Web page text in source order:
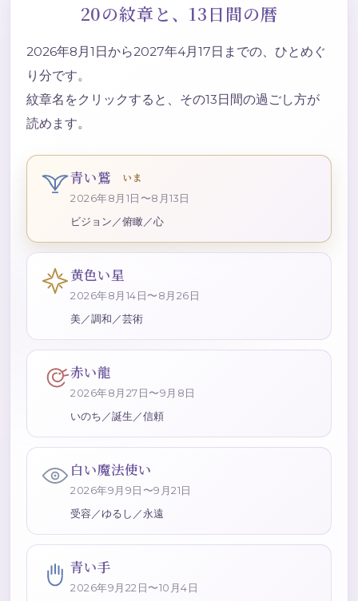
20の紋章と、13日間の暦
2026年8月1日から2027年4月17日までの、ひとめぐ
り分です。
紋章名をクリックすると、その13日間の過ごし方が
読めます。
青い鷲
2026年8月1日〜8月13日
ビジョン／俯瞰／心
黄色い星
2026年8月14日〜8月26日
美／調和／芸術
赤い龍
2026年8月27日〜9月8日
いのち／誕生／信頼
白い魔法使い
2026年9月9日〜9月21日
受容／ゆるし／永遠
青い手
2026年9月22日〜10月4日